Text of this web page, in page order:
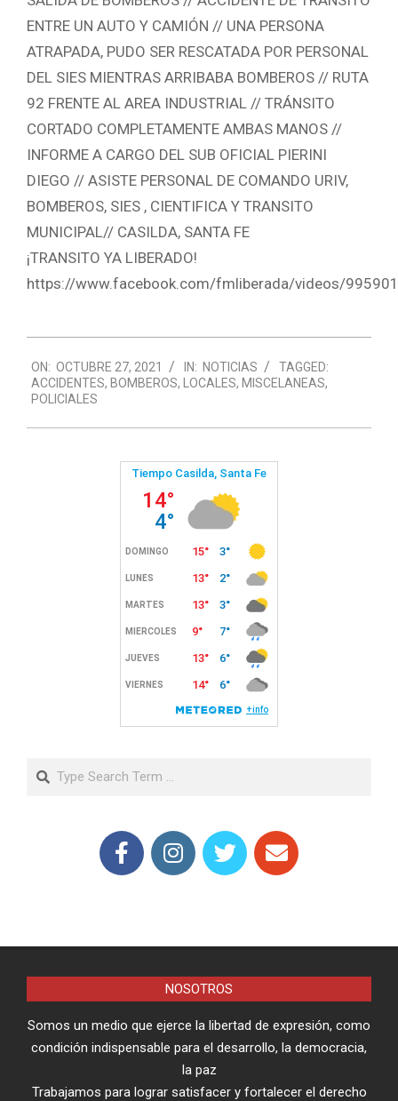
ENTRE UN AUTO Y CAMIÓN // UNA PERSONA
ATRAPADA, PUDO SER RESCATADA POR PERSONAL
DEL SIES MIENTRAS ARRIBABA BOMBEROS // RUTA
92 FRENTE AL AREA INDUSTRIAL // TRÁNSITO
CORTADO COMPLETAMENTE AMBAS MANOS //
INFORME A CARGO DEL SUB OFICIAL PIERINI
DIEGO // ASISTE PERSONAL DE COMANDO URIV,
BOMBEROS, SIES , CIENTIFICA Y TRANSITO
MUNICIPAL// CASILDA, SANTA FE
¡TRANSITO YA LIBERADO!
https://www.facebook.com/fmliberada/videos/
10-
27
ON: OCTUBRE 27, 2021 IN: NOTICIAS
TAGGED:
ACCIDENTES, BOMBEROS, LOCALES, MISCELANEAS,
POLICIALES
Search
NOSOTROS
Somos un medio que ejerce la libertad de expresión, como
condición indispensable para el desarrollo, la democracia,
la paz
Trabajamos para lograr satisfacer y fortalecer el derecho